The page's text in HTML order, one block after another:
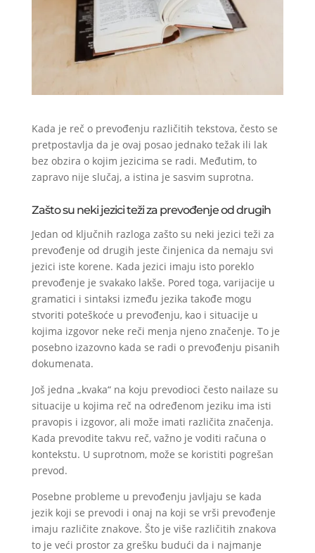
Kada je reč o prevođenju različitih tekstova, često se
pretpostavlja da je ovaj posao jednako težak ili lak
bez obzira o kojim jezicima se radi. Međutim, to
zapravo nije slučaj, a istina je sasvim suprotna.
Zašto su neki jezici teži za prevođenje od drugih
Jedan od ključnih razloga zašto su neki jezici teži za
prevođenje od drugih jeste činjenica da nemaju svi
jezici iste korene. Kada jezici imaju isto poreklo
prevođenje je svakako lakše. Pored toga, varijacije u
gramatici i sintaksi između jezika takođe mogu
stvoriti poteškoće u prevođenju, kao i situacije u
kojima izgovor neke reči menja njeno značenje. To je
posebno izazovno kada se radi o prevođenju pisanih
dokumenata.
Još jedna „kvaka“ na koju prevodioci često nailaze su
situacije u kojima reč na određenom jeziku ima isti
pravopis i izgovor, ali može imati različita značenja.
Kada prevodite takvu reč, važno je voditi računa o
kontekstu. U suprotnom, može se koristiti pogrešan
prevod.
Posebne probleme u prevođenju javljaju se kada
jezik koji se prevodi i onaj na koji se vrši prevođenje
imaju različite znakove. Što je više različitih znakova
to je veći prostor za grešku budući da i najmanje